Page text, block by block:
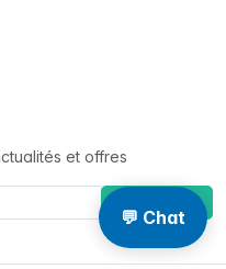
et offres
S'abonner à
💬 Chat